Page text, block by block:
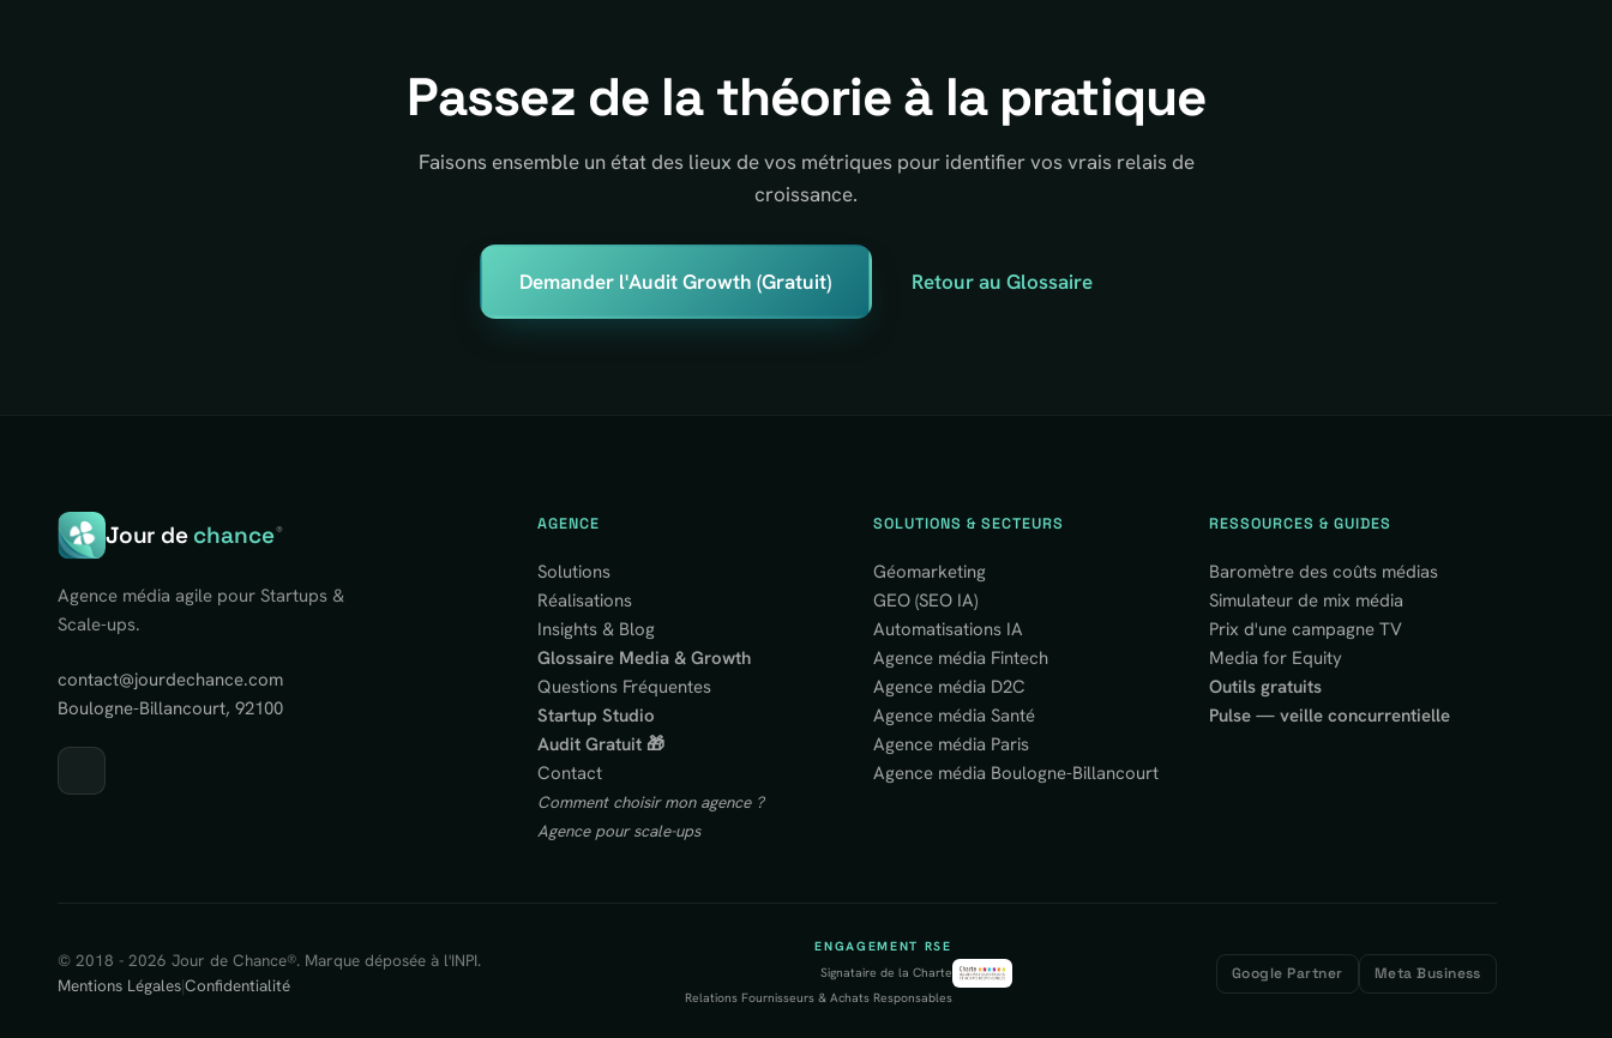
Passez de la théorie à la pratique
Faisons ensemble un état des lieux de vos métriques pour identifier vos vrais relais de
croissance.
Demander l'Audit Growth (Gratuit) Retour au Glossaire
Jour de chance®
Agence média agile pour Startups &
Scale-ups.
contact@jourdechance.com
Boulogne-Billancourt, 92100
AGENCE
Solutions
Réalisations
Insights & Blog
Glossaire Media & Growth
Questions Fréquentes
Startup Studio
Audit Gratuit 🎁
Contact
Comment choisir mon agence ?
Agence pour scale-ups
SOLUTIONS & SECTEURS
Géomarketing
GEO (SEO IA)
Automatisations IA
Agence média Fintech
Agence média D2C
Agence média Santé
Agence média Paris
Agence média Boulogne-Billancourt
RESSOURCES & GUIDES
Baromètre des coûts médias
Simulateur de mix média
Prix d'une campagne TV
Media for Equity
Outils gratuits
Pulse — veille concurrentielle
© 2018 - 2026 Jour de Chance®. Marque déposée à l'INPI.
Mentions Légales|Confidentialité
ENGAGEMENT RSE
Signataire de la Charte
Relations Fournisseurs & Achats Responsables
Google Partner Meta Business